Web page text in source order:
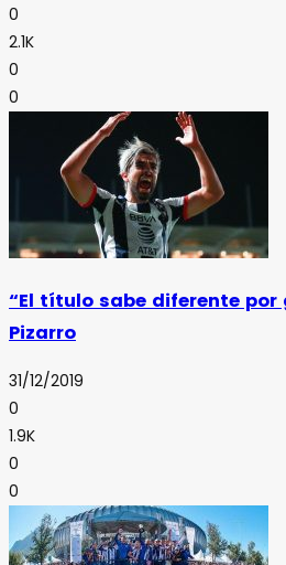
0
2.1K
0
0
“El título sabe diferente por
Pizarro
31/12/2019
0
1.9K
0
0